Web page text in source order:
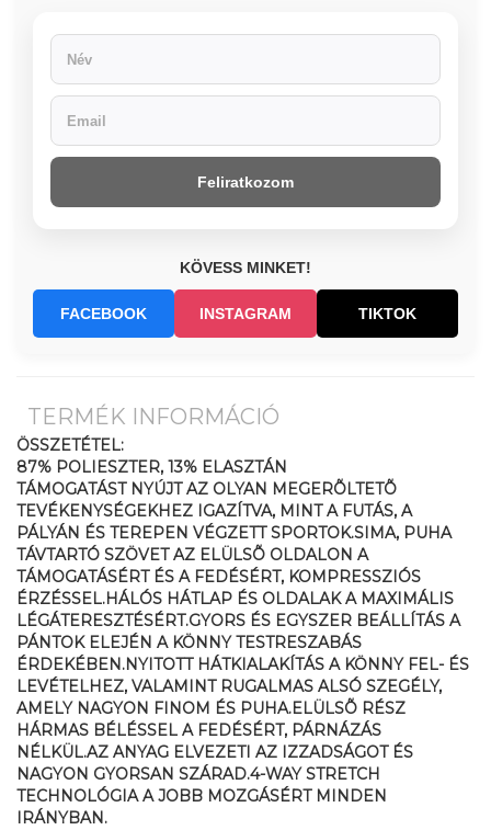
Feliratkozom
KÖVESS MINKET!
FACEBOOK INSTAGRAM TIKTOK
TERMÉK INFORMÁCIÓ
ÖSSZETÉTEL:
87% POLIESZTER, 13% ELASZTÁN
TÁMOGATÁST NYÚJT AZ OLYAN MEGERÕLTETÕ
TEVÉKENYSÉGEKHEZ IGAZÍTVA, MINT A FUTÁS, A
PÁLYÁN ÉS TEREPEN VÉGZETT SPORTOK.SIMA, PUHA
TÁVTARTÓ SZÖVET AZ ELÜLSÕ OLDALON A
TÁMOGATÁSÉRT ÉS A FEDÉSÉRT, KOMPRESSZIÓS
ÉRZÉSSEL.HÁLÓS HÁTLAP ÉS OLDALAK A MAXIMÁLIS
LÉGÁTERESZTÉSÉRT.GYORS ÉS EGYSZER BEÁLLÍTÁS A
PÁNTOK ELEJÉN A KÖNNY TESTRESZABÁS
ÉRDEKÉBEN.NYITOTT HÁTKIALAKÍTÁS A KÖNNY FEL- ÉS
LEVÉTELHEZ, VALAMINT RUGALMAS ALSÓ SZEGÉLY,
AMELY NAGYON FINOM ÉS PUHA.ELÜLSÕ RÉSZ
HÁRMAS BÉLÉSSEL A FEDÉSÉRT, PÁRNÁZÁS
NÉLKÜL.AZ ANYAG ELVEZETI AZ IZZADSÁGOT ÉS
NAGYON GYORSAN SZÁRAD.4-WAY STRETCH
TECHNOLÓGIA A JOBB MOZGÁSÉRT MINDEN
IRÁNYBAN.